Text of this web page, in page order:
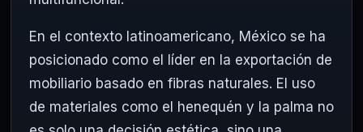
En el contexto latinoamericano, México se ha
posicionado como el líder en la exportación de
mobiliario basado en fibras naturales. El uso
de materiales como el henequén y la palma no